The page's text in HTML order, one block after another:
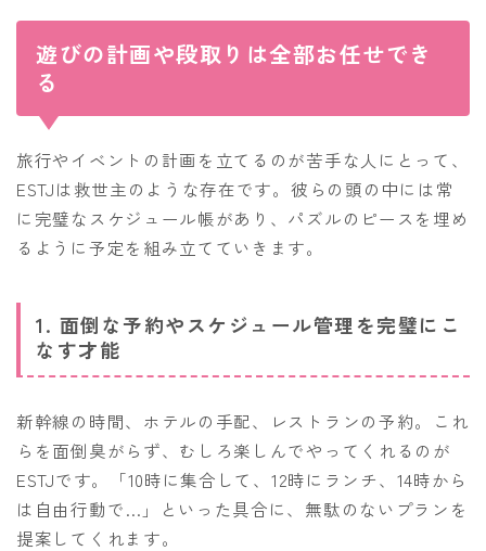
遊びの計画や段取りは全部お任せでき
る
旅行やイベントの計画を立てるのが苦手な人にとって、
ESTJは救世主のような存在です。彼らの頭の中には常
に完璧なスケジュール帳があり、パズルのピースを埋め
るように予定を組み立てていきます。
1. 面倒な予約やスケジュール管理を完璧にこ
なす才能
新幹線の時間、ホテルの手配、レストランの予約。これ
らを面倒臭がらず、むしろ楽しんでやってくれるのが
ESTJです。「10時に集合して、12時にランチ、14時から
は自由行動で…」といった具合に、無駄のないプランを
提案してくれます。